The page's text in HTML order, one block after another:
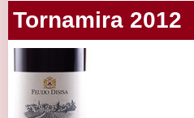
Tornamira 2012